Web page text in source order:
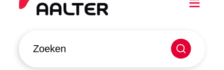
Zoeken